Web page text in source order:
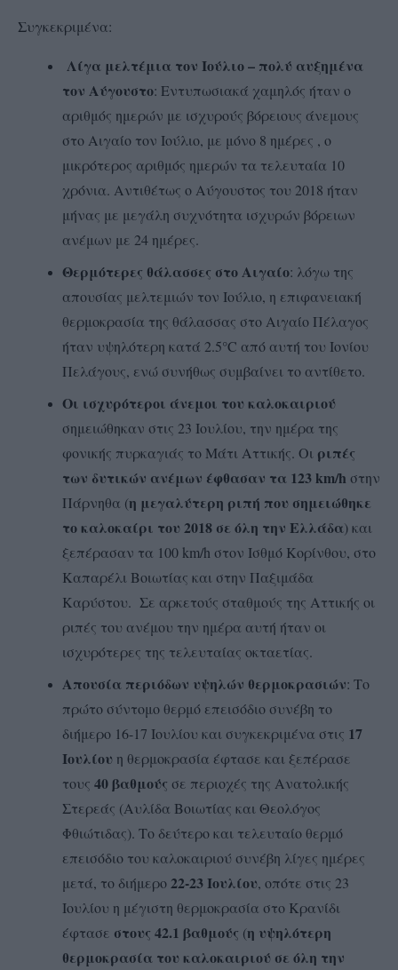
Συγκεκριμένα:
Λίγα μελτέμια τον Ιούλιο – πολύ αυξημένα
τον Αύγουστο: Εντυπωσιακά χαμηλός ήταν ο
αριθμός ημερών με ισχυρούς βόρειους άνεμους
στο Αιγαίο τον Ιούλιο, με μόνο 8 ημέρες , ο
μικρότερος αριθμός ημερών τα τελευταία 10
χρόνια. Αντιθέτως ο Αύγουστος του 2018 ήταν
μήνας με μεγάλη συχνότητα ισχυρών βόρειων
ανέμων με 24 ημέρες.
Θερμότερες θάλασσες στο Αιγαίο: λόγω της
απουσίας μελτεμιών τον Ιούλιο, η επιφανειακή
θερμοκρασία της θάλασσας στο Αιγαίο Πέλαγος
ήταν υψηλότερη κατά 2.5°C από αυτή του Ιονίου
Πελάγους, ενώ συνήθως συμβαίνει το αντίθετο.
Οι ισχυρότεροι άνεμοι του καλοκαιριού
σημειώθηκαν στις 23 Ιουλίου, την ημέρα της
φονικής πυρκαγιάς το Μάτι Αττικής. Οι ριπές
των δυτικών ανέμων έφθασαν τα 123 km/h στην
Πάρνηθα (η μεγαλύτερη ριπή που σημειώθηκε
το καλοκαίρι του 2018 σε όλη την Ελλάδα) και
ξεπέρασαν τα 100 km/h στον Ισθμό Κορίνθου, στο
Καπαρέλι Βοιωτίας και στην Παξιμάδα
Καρύστου. Σε αρκετούς σταθμούς της Αττικής οι
ριπές του ανέμου την ημέρα αυτή ήταν οι
ισχυρότερες της τελευταίας οκταετίας.
Απουσία περιόδων υψηλών θερμοκρασιών: Το
πρώτο σύντομο θερμό επεισόδιο συνέβη το
διήμερο 16-17 Ιουλίου και συγκεκριμένα στις 17
Ιουλίου η θερμοκρασία έφτασε και ξεπέρασε
τους 40 βαθμούς σε περιοχές της Ανατολικής
Στερεάς (Αυλίδα Βοιωτίας και Θεολόγος
Φθιώτιδας). Το δεύτερο και τελευταίο θερμό
επεισόδιο του καλοκαιριού συνέβη λίγες ημέρες
μετά, το διήμερο 22-23 Ιουλίου, οπότε στις 23
Ιουλίου η μέγιστη θερμοκρασία στο Κρανίδι
έφτασε στους 42.1 βαθμούς (η υψηλότερη
θερμοκρασία του καλοκαιριού σε όλη την